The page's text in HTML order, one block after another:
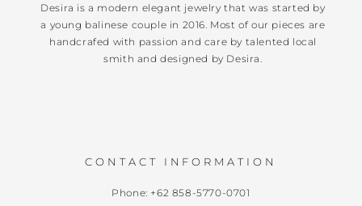
Desira is a modern elegant jewelry that was started by
a young balinese couple in 2016. Most of our pieces are
handcrafed with passion and care by talented local
smith and designed by Desira.
CONTACT INFORMATION
Phone: +62 858-5770-0701